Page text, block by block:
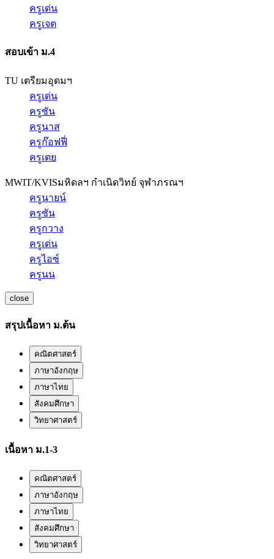
ครูเด่น
ครูเจต
สอบเข้า ม.4
TU เตรียมอุดมฯ
ครูเด่น
ครูซัน
ครูนาส
ครูก๊อฟฟี่
ครูเตย
MWIT/KVISมหิดลฯ กำเนิดวิทย์ จุฬาภรณฯ
ครูนายน์
ครูซัน
ครูกวาง
ครูเด่น
ครูไอซ์
ครูนน
close
สรุปเนื้อหา ม.ต้น
คณิตศาสตร์
ภาษาอังกฤษ
ภาษาไทย
สังคมศึกษา
วิทยาศาสตร์
เนื้อหา ม.1-3
คณิตศาสตร์
ภาษาอังกฤษ
ภาษาไทย
สังคมศึกษา
วิทยาศาสตร์